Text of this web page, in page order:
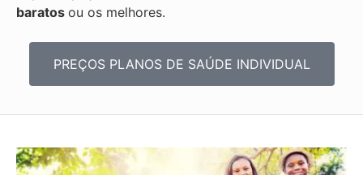
baratos ou os melhores.
PREÇOS PLANOS DE SAÚDE INDIVIDUAL